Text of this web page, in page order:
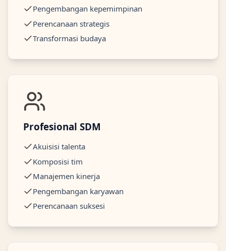
Pengembangan kepemimpinan
Perencanaan strategis
Transformasi budaya
Profesional SDM
Akuisisi talenta
Komposisi tim
Manajemen kinerja
Pengembangan karyawan
Perencanaan suksesi